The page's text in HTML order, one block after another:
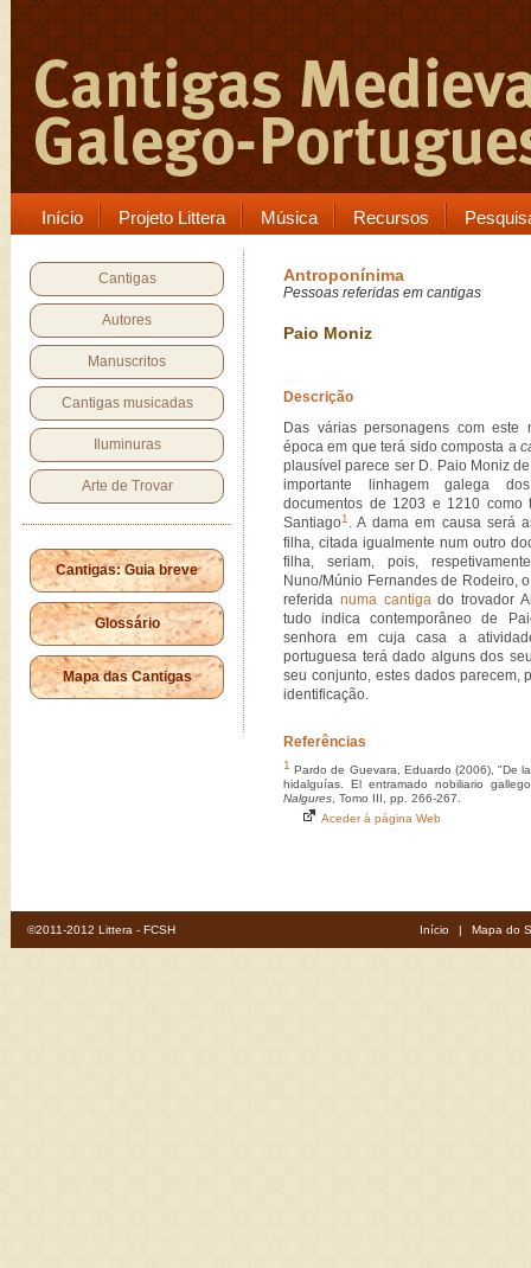
Início Projeto Littera Música Recursos
Cantigas
Autores
Manuscritos
Cantigas musicadas
Iluminuras
Arte de Trovar
Cantigas: Guia breve
Glossário
Mapa das Cantigas
Antroponínima
Pessoas referidas em cantigas
Paio Moniz
Descrição
Das várias personagens com este
época em que terá sido composta a
plausível parece ser D. Paio Moniz
importante linhagem galega
documentos de 1203 e 1210 como
Santiago1 . A dama em causa será
filha, citada igualmente num outro
filha, seriam, pois,
Nuno/Múnio Fernandes de Rodeiro,
referida numa cantigado trovador
tudo indica contemporâneo de
senhora em cuja casa a
portuguesa terá dado alguns dos
seu conjunto, estes dados parecem,
identificação.
Referências
1 Pardo de Guevara, Eduardo (2006), "De
hidalguías. El entramado nobiliario
Nalgures , Tomo III, pp. 266-267.
Aceder à página Web
©2011-2012 Littera - FCSH Início | Mapa do